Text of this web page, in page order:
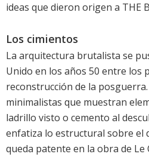
ideas que dieron origen a THE
Los cimientos
La arquitectura brutalista se
Unido en los años 50 entre los
reconstrucción de la
minimalistas que muestran
ladrillo visto o cemento al
enfatiza lo estructural sobre el
queda patente en la obra de Le